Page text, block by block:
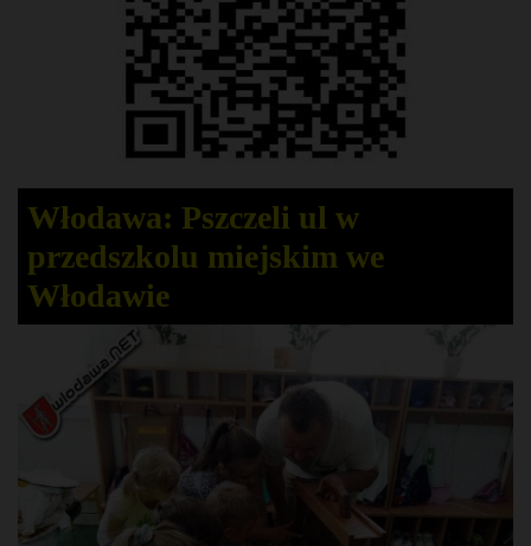
Włodawa: Pszczeli ul w
przedszkolu miejskim we
Włodawie